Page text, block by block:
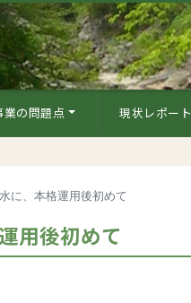
業の問題点 現状レポート
に、本格運用後初めて
用後初めて